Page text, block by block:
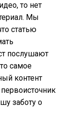
то нет
Мы
статью
послушают
самое
контент
заботу о